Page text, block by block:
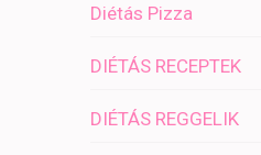
Diétás Pizza
DIÉTÁS RECEPTEK
DIÉTÁS REGGELIK